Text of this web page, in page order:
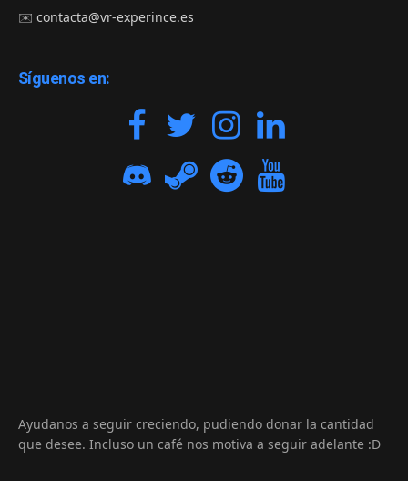
✉️contacta@vr-experince.es
Síguenos en:
Ayudanos a seguir creciendo, pudiendo donar la cantidad
que desee. Incluso un café nos motiva a seguir adelante :D